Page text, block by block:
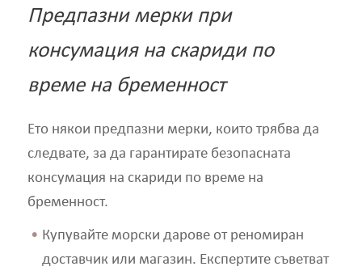
Предпазни мерки при
консумация на скариди по
време на бременност
Ето някои предпазни мерки, които трябва да
следвате, за да гарантирате безопасната
консумация на скариди по време на
бременност.
Купувайте морски дарове от реномиран
доставчик или магазин. Експертите съветват